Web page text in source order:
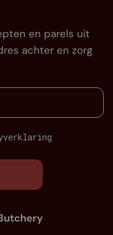
en parels uit
achter en zorg